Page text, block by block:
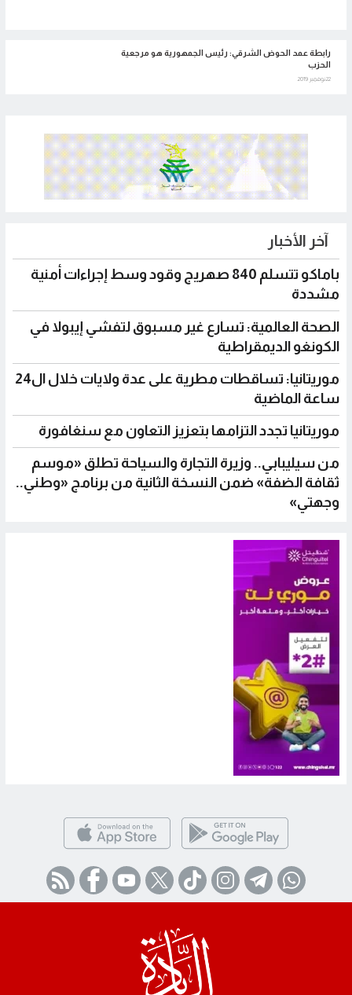
رابطة عمد الحوض الشرقي: رئيس الجمهورية هو مرجعية
الحزب
22 نوفمبر 2019
آخر الأخبار
باماكو تتسلم 840 صهريج وقود وسط إجراءات أمنية
مشددة
الصحة العالمية: تسارع غير مسبوق لتفشي إيبولا في
الكونغو الديمقراطية
موريتانيا: تساقطات مطرية على عدة ولايات خلال ال24
ساعة الماضية
موريتانيا تجدد التزامها بتعزيز التعاون مع سنغافورة
من سيليبابي.. وزيرة التجارة والسياحة تطلق «موسم
ثقافة الضفة» ضمن النسخة الثانية من برنامج «وطني..
وجهتي»